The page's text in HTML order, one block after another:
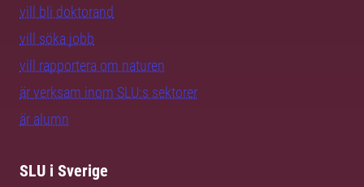
vill bli doktorand
vill söka jobb
vill rapportera om naturen
är verksam inom SLU:s sektorer
är alumn
SLU i Sverige